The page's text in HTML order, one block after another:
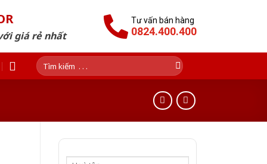
giá rẻ nhất
Tư vấn bán hàng
0824.400.400
Tìm
kiếm: